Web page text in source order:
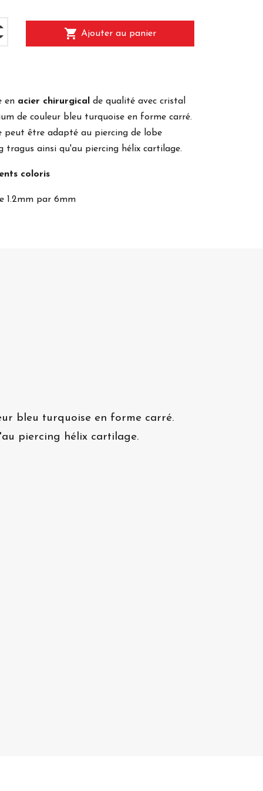
shopping_cart Ajouter au panier
en acier chirurgical
de qualité avec cristal
de couleur bleu turquoise en forme carré.
peut être adapté au piercing de lobe
tragus ainsi qu'au piercing hélix cartilage.
coloris
1.2mm par 6mm
bleu turquoise en forme carré.
piercing hélix cartilage.